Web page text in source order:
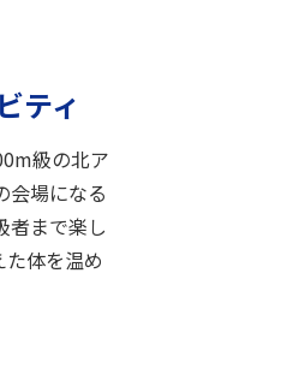
ティ
級の北ア
会場になる
者まで楽し
体を温め